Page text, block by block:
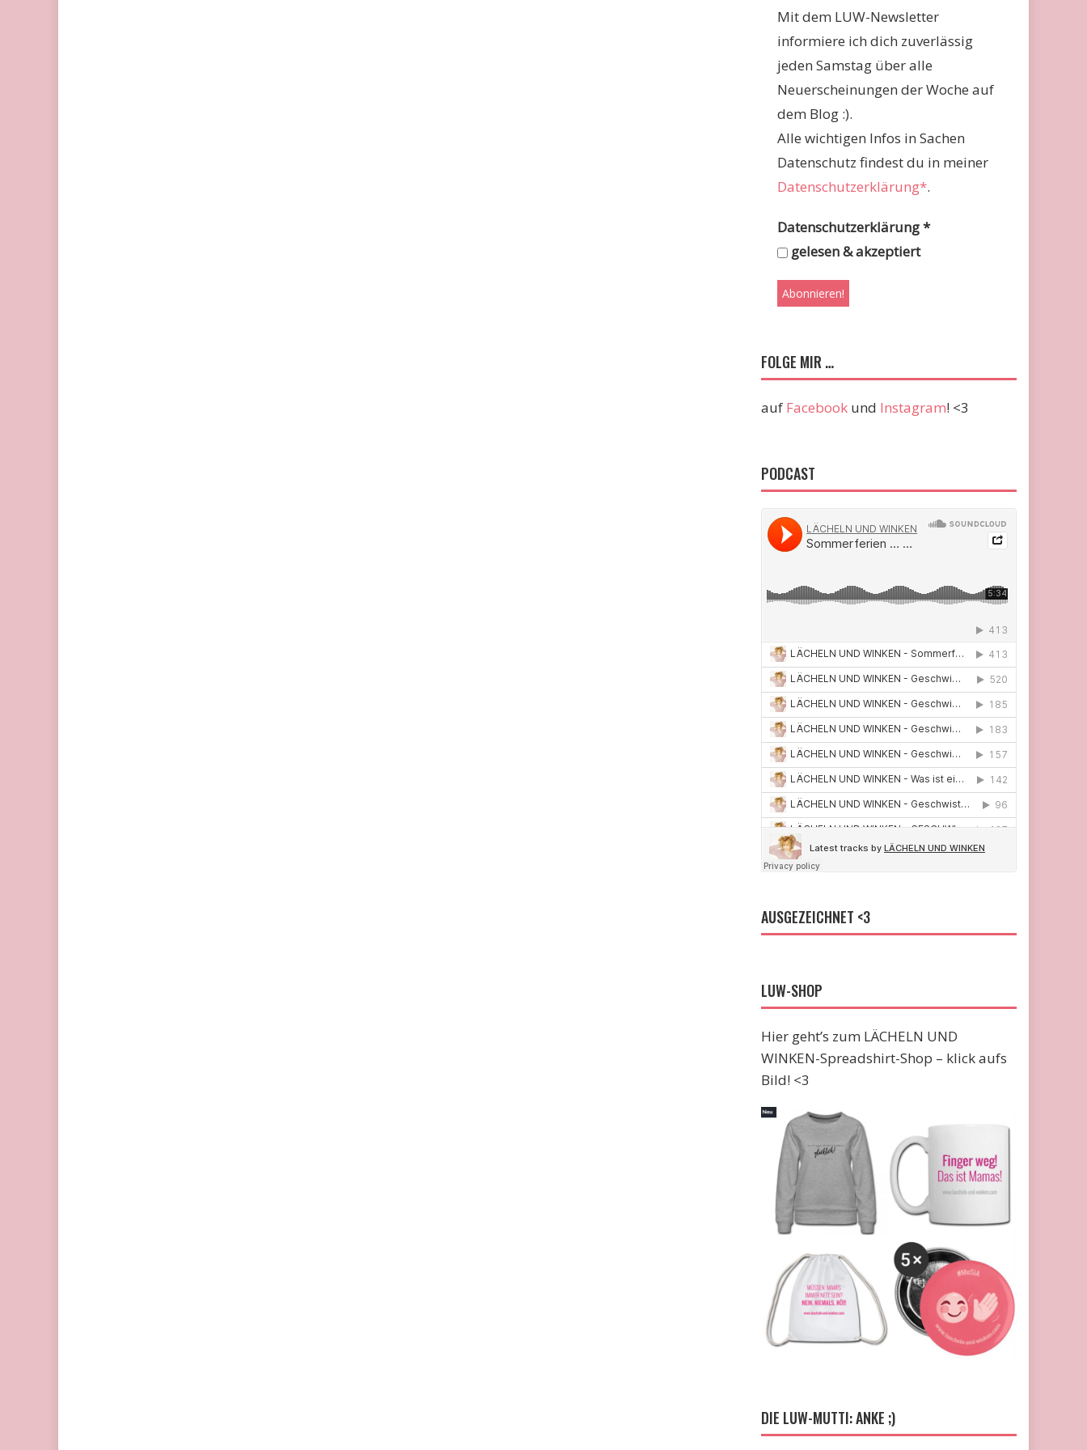
Mit dem LUW-Newsletter
informiere ich dich zuverlässig
jeden Samstag über alle
Neuerscheinungen der Woche auf
dem Blog :).
Alle wichtigen Infos in Sachen
Datenschutz findest du in meiner
Datenschutzerklärung*.
Datenschutzerklärung*
gelesen & akzeptiert
FOLGE MIR …
auf Facebook und Instagram! <3
PODCAST
AUSGEZEICHNET <3
LUW-SHOP
Hier geht’s zum LÄCHELN UND
WINKEN-Spreadshirt-Shop – klick aufs
Bild! <3
DIE LUW-MUTTI: ANKE ;)